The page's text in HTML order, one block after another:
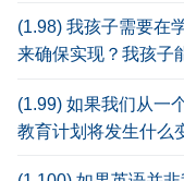
(1.98) 我孩子需要在
来确保实现？我孩子
(1.99) 如果我们从一
教育计划将发生什么